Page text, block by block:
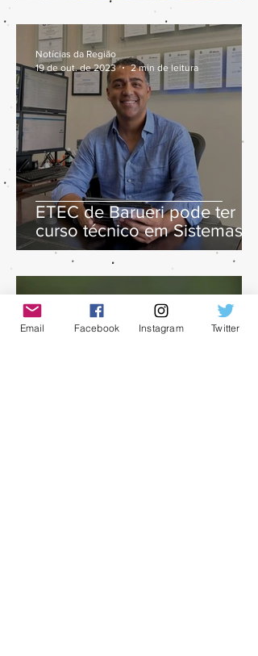
ETEC de Barueri pode ter
curso técnico em Sistemas
de Energia Renovável
Notícias da Região
19 de out. de 2023
2 min de leitura
Notícias da Região
31 de out. de 2022
3 min de leitura
Email Facebook Instagram Twitter